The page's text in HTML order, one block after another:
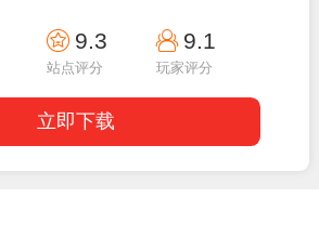
19:39:44
9.3
站点评分
9.1
玩家评分
立即下载